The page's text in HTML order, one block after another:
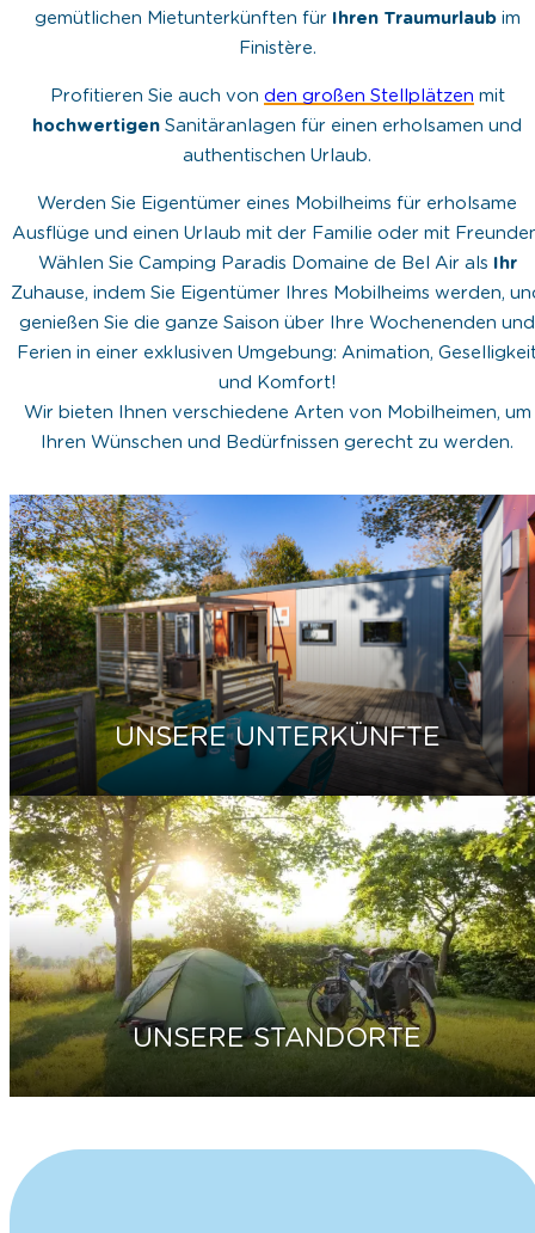
gemütlichen Mietunterkünften für Ihren Traumurlaubim
Finistère.
Profitieren Sie auch von den großen Stellplätzen mit
hochwertigen Sanitäranlagen für einen erholsamen und
authentischen Urlaub.
Werden Sie Eigentümer eines Mobilheims für erholsame
Ausflüge und einen Urlaub mit der Familie oder mit
Wählen Sie Camping Paradis Domaine de Bel Air als Ihr
Zuhause, indem Sie Eigentümer Ihres Mobilheims werden,
genießen Sie die ganze Saison über Ihre Wochenenden und
Ferien in einer exklusiven Umgebung: Animation,
und Komfort!
Wir bieten Ihnen verschiedene Arten von Mobilheimen, um
Ihren Wünschen und Bedürfnissen gerecht zu werden.
UNSERE UNTERKÜNFTE
UNSERE STANDORTE